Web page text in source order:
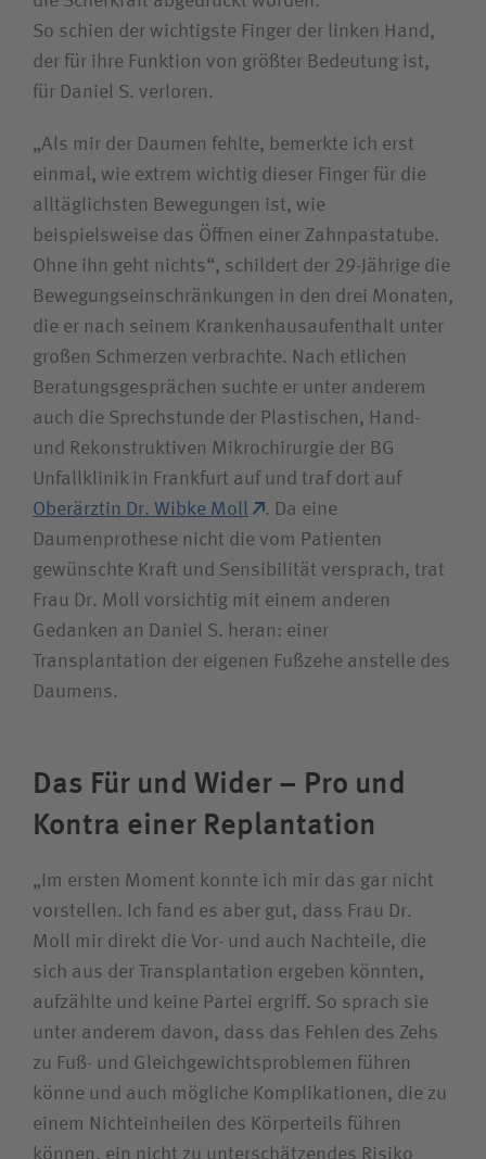
So schien der wichtigste Finger der linken Hand,
der für ihre Funktion von größter Bedeutung ist,
für Daniel S. verloren.
„Als mir der Daumen fehlte, bemerkte ich erst
einmal, wie extrem wichtig dieser Finger für die
alltäglichsten Bewegungen ist, wie
beispielsweise das Öffnen einer Zahnpastatube.
Ohne ihn geht nichts“, schildert der 29-Jährige die
Bewegungseinschränkungen in den drei Monaten,
die er nach seinem Krankenhausaufenthalt unter
großen Schmerzen verbrachte. Nach etlichen
Beratungsgesprächen suchte er unter anderem
auch die Sprechstunde der Plastischen, Hand-
und Rekonstruktiven Mikrochirurgie der BG
Unfallklinik in Frankfurt auf und traf dort auf
Oberärztin Dr. Wibke Moll
. Da eine
Daumenprothese nicht die vom Patienten
gewünschte Kraft und Sensibilität versprach, trat
Frau Dr. Moll vorsichtig mit einem anderen
Gedanken an Daniel S. heran: einer
Transplantation der eigenen Fußzehe anstelle des
Daumens.
Das Für und Wider – Pro und
Kontra einer Replantation
„Im ersten Moment konnte ich mir das gar nicht
vorstellen. Ich fand es aber gut, dass Frau Dr.
Moll mir direkt die Vor- und auch Nachteile, die
sich aus der Transplantation ergeben könnten,
aufzählte und keine Partei ergriff. So sprach sie
unter anderem davon, dass das Fehlen des Zehs
zu Fuß- und Gleichgewichtsproblemen führen
könne und auch mögliche Komplikationen, die zu
einem Nichteinheilen des Körperteils führen
können, ein nicht zu unterschätzendes Risiko